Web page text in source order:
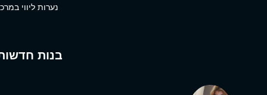
נערות ליווי
בנות